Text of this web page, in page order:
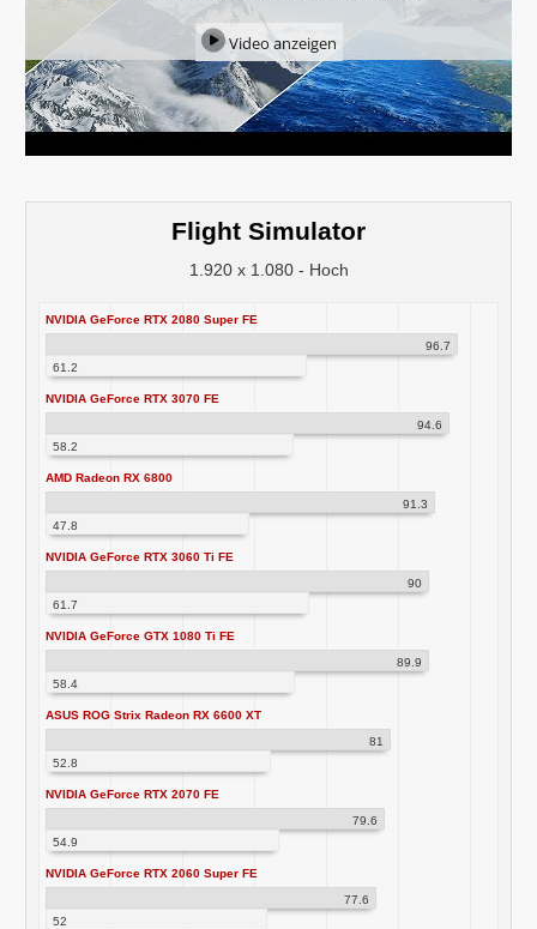
Video anzeigen
Flight Simulator
1.920 x 1.080 - Hoch
NVIDIA GeForce RTX 2080 Super FE
96.7
61.2
NVIDIA GeForce RTX 3070 FE
94.6
58.2
AMD Radeon RX 6800
91.3
47.8
NVIDIA GeForce RTX 3060 Ti FE
90
61.7
NVIDIA GeForce GTX 1080 Ti FE
89.9
58.4
ASUS ROG Strix Radeon RX 6600 XT
81
52.8
NVIDIA GeForce RTX 2070 FE
79.6
54.9
NVIDIA GeForce RTX 2060 Super FE
77.6
52